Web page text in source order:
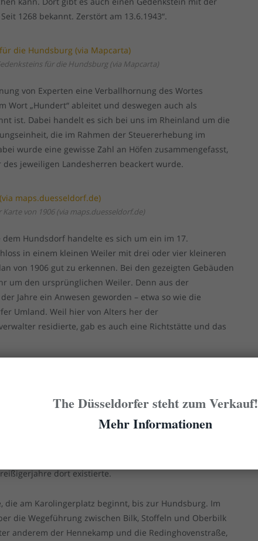
1268 bekannt. Zerstört am 13.6.1943“.
für die Hundsburg (via Mapcarta)
von Experten eine Verballhornung des Wortes
Wort „Hundert“ ableitet und deswegen auch als
ist. Dabei handelt es sich bei uns im Rheinland um die
die im Rahmen der Steuererhebung im
wurde eine gewisse Zahl an Höfen zusammengefasst,
jeweiligen Landesherren beackert wurde.
Karte von 1906 (via maps.duesseldorf.de)
Hundsdorf handelte es sich um ein im 17.
in einem kleinen Weiler mit drei oder vier kleineren
von 1906 gut zu erkennen. Bei den gezeigten Gebäuden
um den ursprünglichen Weiler. Denn aus der
Jahre ein Anwesen geworden – etwa so wie die
Umland. Weil hier von Alters her der
residierte, gab es auch eine Richtstätte und das
Hundsberg genannt wurde, sodass die Ansiedlung ab
Jahre einfach „Weiler am Hundsberg“ hieß. Nachdem
war, wurde das Gut 1826 zwangsversteigert. 1832
von Arenberg, der auf Schloss Mickeln hauste und
besaß. Bei einem Brand im Jahr 1879 wurden die
nur teilweise wiederaufgebaut und im Zuge der
Hier war unter anderem das Armenhaus der
dort existierte.
am Karolingerplatz beginnt, bis zur Hundsburg. Im
die Wegeführung zwischen Bilk, Stoffeln und Oberbilk
anderem der Hennekamp und die Redinghovenstraße,
The Düsseldorfer steht zum Verkauf!
Mehr Informationen